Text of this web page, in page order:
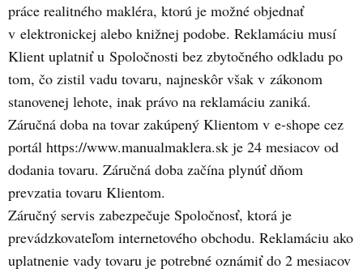
práce realitného makléra, ktorú je možné objednať
v elektronickej alebo knižnej podobe. Reklamáciu musí
Klient uplatniť u Spoločnosti bez zbytočného odkladu po
tom, čo zistil vadu tovaru, najneskôr však v zákonom
stanovenej lehote, inak právo na reklamáciu zaniká.
Záručná doba na tovar zakúpený Klientom v e-shope cez
portál https://www.manualmaklera.sk je 24 mesiacov od
dodania tovaru. Záručná doba začína plynúť dňom
prevzatia tovaru Klientom.
Záručný servis zabezpečuje Spoločnosť, ktorá je
prevádzkovateľom internetového obchodu. Reklamáciu ako
uplatnenie vady tovaru je potrebné oznámiť do 2 mesiacov